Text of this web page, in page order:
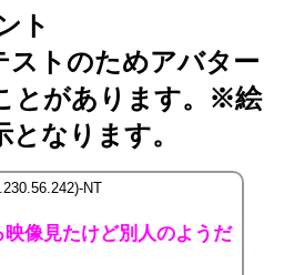
ト
トのためアバター
とがあります。※絵
なります。
NT
像見たけど別人のようだ